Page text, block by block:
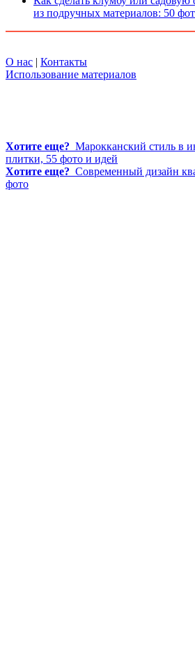
из подручных материалов: 50
О нас | Контакты
Использование материалов
Хотите еще? Марокканский стиль в
плитки, 55 фото и идей
Хотите еще? Современный дизайн
фото